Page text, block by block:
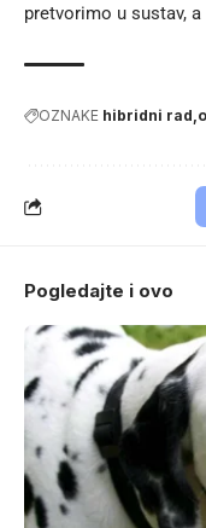
pretvorimo u sustav,
OZNAKE hibridni rad
Pogledajte i ovo